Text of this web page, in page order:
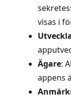
visas i
Ägare:
appens